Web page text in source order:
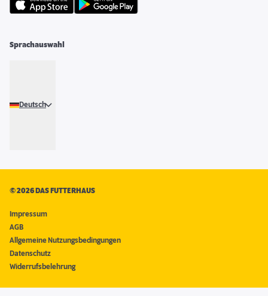
Sprachauswahl
Deutsch
©2026 DAS FUTTERHAUS
Impressum
AGB
Allgemeine Nutzungsbedingungen
Datenschutz
Widerrufsbelehrung